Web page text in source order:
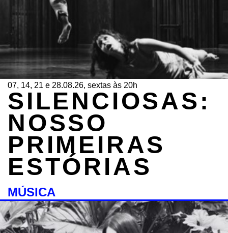
07, 14, 21 e 28.08.26, sextas às 20h
SILENCIOSAS:
NOSSO
PRIMEIRAS
ESTÓRIAS
MÚSICA